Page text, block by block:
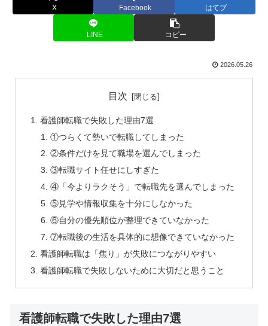
X Facebook はてブ
LINE コピー
2026.05.26
目次
看護師転職で失敗した理由7選
①つらくて勢いで転職してしまった
②条件だけを見て職場を選んでしまった
③転職サイト任せにしすぎた
④「今よりラクそう」で転職先を選んでしまった
⑤見学や情報収集を十分にしなかった
⑥自分の優先順位が整理できていなかった
⑦転職後の生活を具体的に想像できていなかった
看護師転職は「焦り」が失敗につながりやすい
看護師転職で失敗しないために大切だと思うこと
看護師転職で失敗した理由7選